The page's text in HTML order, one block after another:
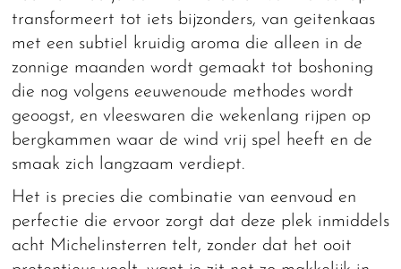
transformeert tot iets bijzonders, van geitenkaas
met een subtiel kruidig aroma die alleen in de
zonnige maanden wordt gemaakt tot boshoning
die nog volgens eeuwenoude methodes wordt
geoogst, en vleeswaren die wekenlang rijpen op
bergkammen waar de wind vrij spel heeft en de
smaak zich langzaam verdiept.
Het is precies die combinatie van eenvoud en
perfectie die ervoor zorgt dat deze plek inmiddels
acht Michelinsterren telt, zonder dat het ooit